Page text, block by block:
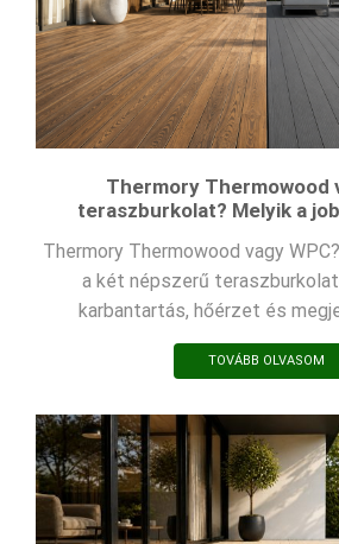
Thermory Thermowood
teraszburkolat? Melyik a
Thermory Thermowood vagy
a két népszerű
karbantartás, hőérzet és
TOVÁBB OLVASOM